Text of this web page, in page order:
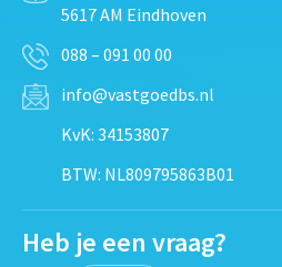
5617 AM Eindhoven
088 – 091 00 00
info@vastgoedbs.nl
KvK: 34153807
BTW: NL809795863B01
Heb je een vraag?